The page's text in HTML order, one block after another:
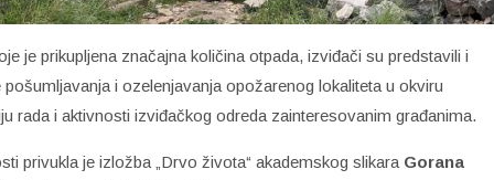
je prikupljena značajna količina otpada, izviđači su predstavili i
i ozelenjavanja opožarenog lokaliteta u okviru
rada i aktivnosti izviđačkog odreda zainteresovanim građanima.
privukla je izložba „Drvo života“ akademskog slikara Gorana